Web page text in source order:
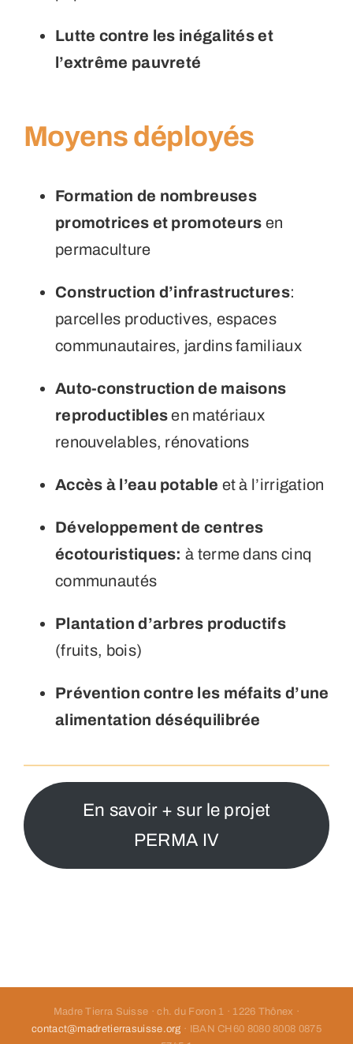
Lutte contre les inégalités et
l’extrême pauvreté
Moyens déployés
Formation de nombreuses
promotrices et promoteurs en
permaculture
Construction d’infrastructures:
parcelles productives, espaces
communautaires, jardins familiaux
Auto-construction de maisons
reproductiblesen matériaux
renouvelables, rénovations
Accès à l’eau potable et à l’irrigation
Développement de centres
écotouristiques:à terme dans cinq
communautés
Plantation d’arbres productifs
(fruits, bois)
Prévention contre les méfaits d’une
alimentation déséquilibrée
En savoir + sur le projet
PERMA IV
Madre Tierra Suisse · ch. du Foron 1 · 1226 Thônex ·
contact@madretierrasuisse.org · IBAN CH60 8080 8008 0875